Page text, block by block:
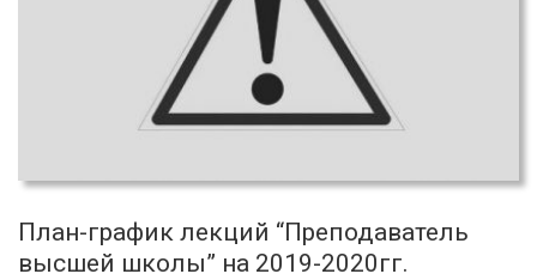
План-график лекций “Преподаватель
высшей школы” на 2019-2020гг.